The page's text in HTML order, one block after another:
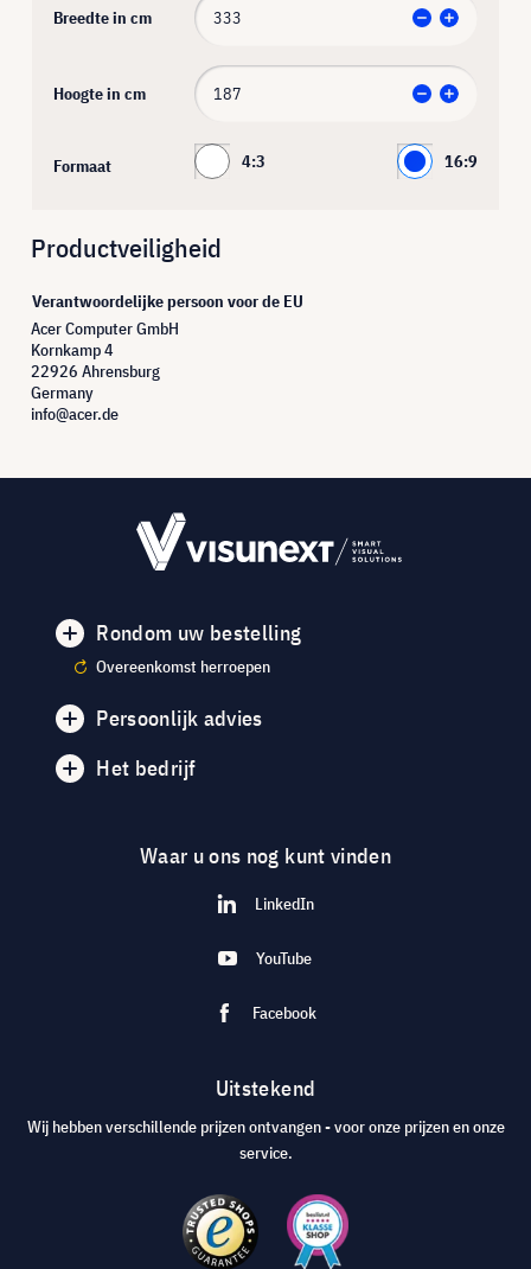
Breedte in cm
Hoogte in cm
Formaat 4:3 16:9
Productveiligheid
Verantwoordelijke persoon voor de EU
Acer Computer GmbH
Kornkamp 4
22926 Ahrensburg
Germany
info@acer.de
Rondom uw bestelling
Overeenkomst herroepen
Persoonlijk advies
Het bedrijf
Waar u ons nog kunt vinden
LinkedIn
YouTube
Facebook
Uitstekend
Wij hebben verschillende prijzen ontvangen - voor onze prijzen en onze
service.